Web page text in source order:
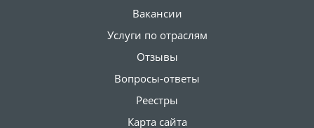
Вакансии
Услуги по отраслям
Отзывы
Вопросы-ответы
Реестры
Карта сайта